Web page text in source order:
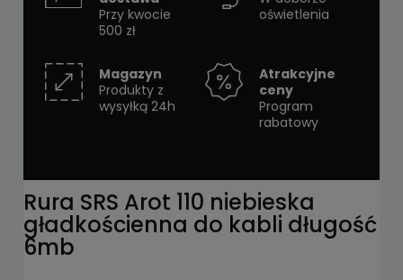
Przy kwocie
500 zł
oświetlenia
Magazyn
Produkty z
wysyłką 24h
Atrakcyjne
ceny
Program
rabatowy
Rura SRS Arot 110 niebieska
gładkościenna do kabli długość
6mb